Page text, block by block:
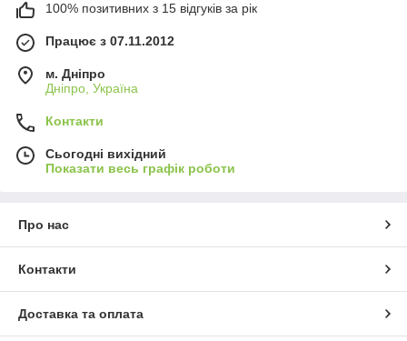
100% позитивних з 15 відгуків за рік
Працює з 07.11.2012
м. Дніпро
Дніпро, Україна
Контакти
Сьогодні вихідний
Показати весь графік роботи
Про нас
Контакти
Доставка та оплата